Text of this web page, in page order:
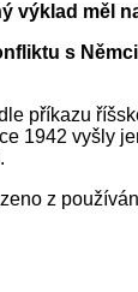
měl
s
příkazu
1942 vyšly
z